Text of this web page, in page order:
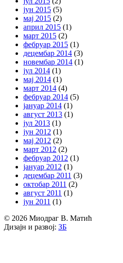
јун 2015 (5)
мај 2015 (2)
април 2015 (1)
март 2015 (2)
фебруар 2015 (1)
децембар 2014 (3)
новембар 2014 (1)
јул 2014 (1)
мај 2014 (1)
март 2014 (4)
фебруар 2014 (5)
јануар 2014 (1)
август 2013 (1)
јул 2013 (1)
јун 2012 (1)
мај 2012 (2)
март 2012 (2)
фебруар 2012 (1)
јануар 2012 (1)
децембар 2011 (3)
октобар 2011 (2)
август 2011 (1)
јун 2011 (1)
© 2026 Миодраг В. Матић
Дизајн и развој: ЗБ